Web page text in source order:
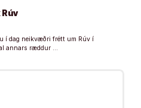
í dag neikvæðri frétt um Rúv í
annars ræddur …